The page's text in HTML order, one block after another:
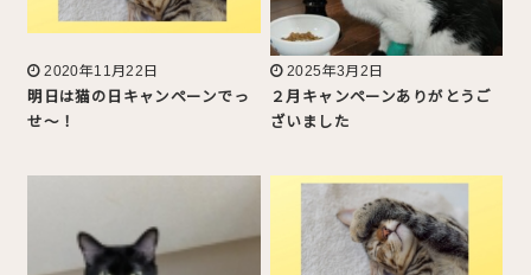
2020年11月22日
明日は猫の日キャンペーンでっ
せ〜！
2025年3月2日
２月キャンペーンありがとうご
ざいました